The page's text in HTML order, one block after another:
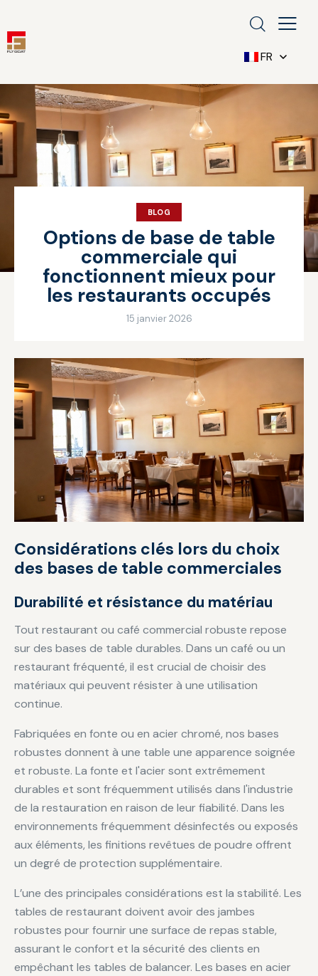
FR
BLOG
Options de base de table
commerciale qui
fonctionnent mieux pour
les restaurants occupés
15 janvier 2026
Considérations clés lors du choix
des bases de table commerciales
Durabilité et résistance du matériau
Tout restaurant ou café commercial robuste repose
sur des bases de table durables. Dans un café ou un
restaurant fréquenté, il est crucial de choisir des
matériaux qui peuvent résister à une utilisation
continue.
Fabriquées en fonte ou en acier chromé, nos bases
robustes donnent à une table une apparence soignée
et robuste. La fonte et l'acier sont extrêmement
durables et sont fréquemment utilisés dans l'industrie
de la restauration en raison de leur fiabilité. Dans les
environnements fréquemment désinfectés ou exposés
aux éléments, les finitions revêtues de poudre offrent
un degré de protection supplémentaire.
L’une des principales considérations est la stabilité. Les
tables de restaurant doivent avoir des jambes
robustes pour fournir une surface de repas stable,
assurant le confort et la sécurité des clients en
empêchant les tables de balancer. Les bases en acier